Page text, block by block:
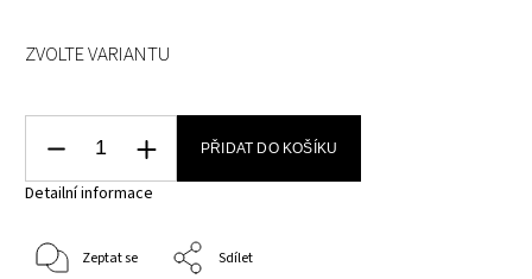
ZVOLTE VARIANTU
PŘIDAT DO KOŠÍKU
Detailní informace
Zeptat se Sdílet